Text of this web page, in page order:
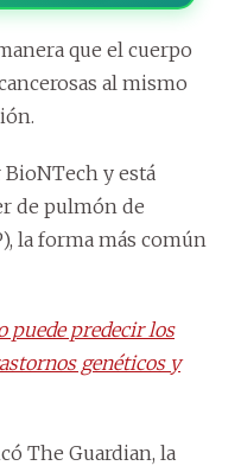
que el cuerpo
al mismo
y está
de pulmón de
la forma más común
puede predecir los
genéticos y
The Guardian, la